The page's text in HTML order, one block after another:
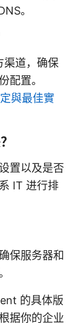
。
渠道，确保
配置。
與最佳實
置以及是否
IT 进行排
保服务器和
的具体版
据你的企业